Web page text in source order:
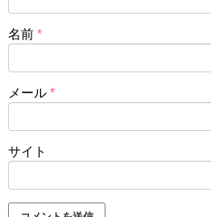
名前 *
メール *
サイト